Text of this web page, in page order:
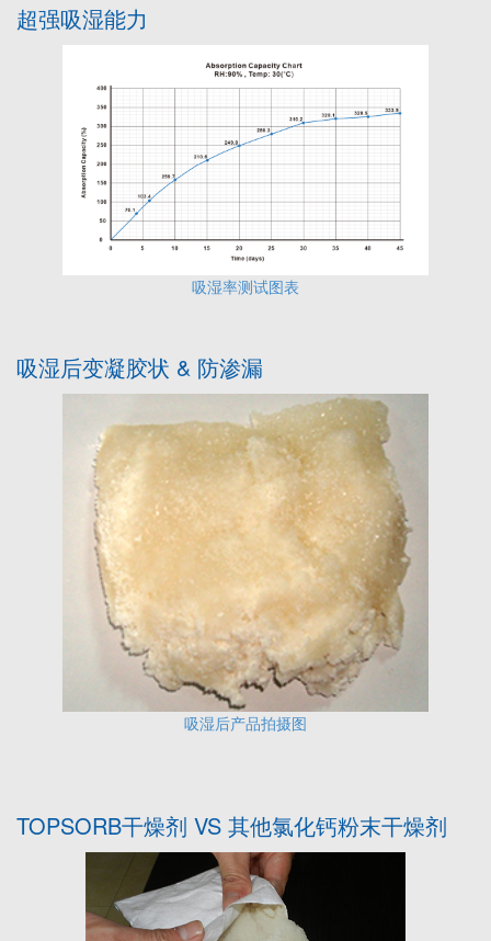
超强吸湿能力
吸湿率测试图表
吸湿后变凝胶状 & 防渗漏
吸湿后产品拍摄图
TOPSORB干燥剂 VS 其他氯化钙粉末干燥剂